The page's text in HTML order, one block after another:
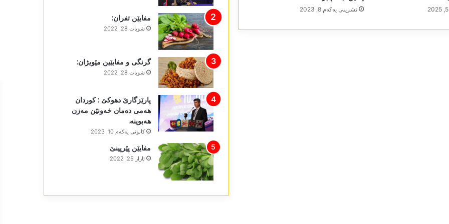
تشرینی یه‌كه‌م 8, 2023
مفایێن تفران:
شوبات 28, 2022
گرنگی و مفایێین مێویژان:
شوبات 28, 2022
پارێزگارێ دھوکێ : کوردان
ھەمی دەمان خەونێن مەزن
ھەبوینە.
كانونی یه‌كه‌م 10, 2023
مفایێن پێرپینێ
ئازار 25, 2022